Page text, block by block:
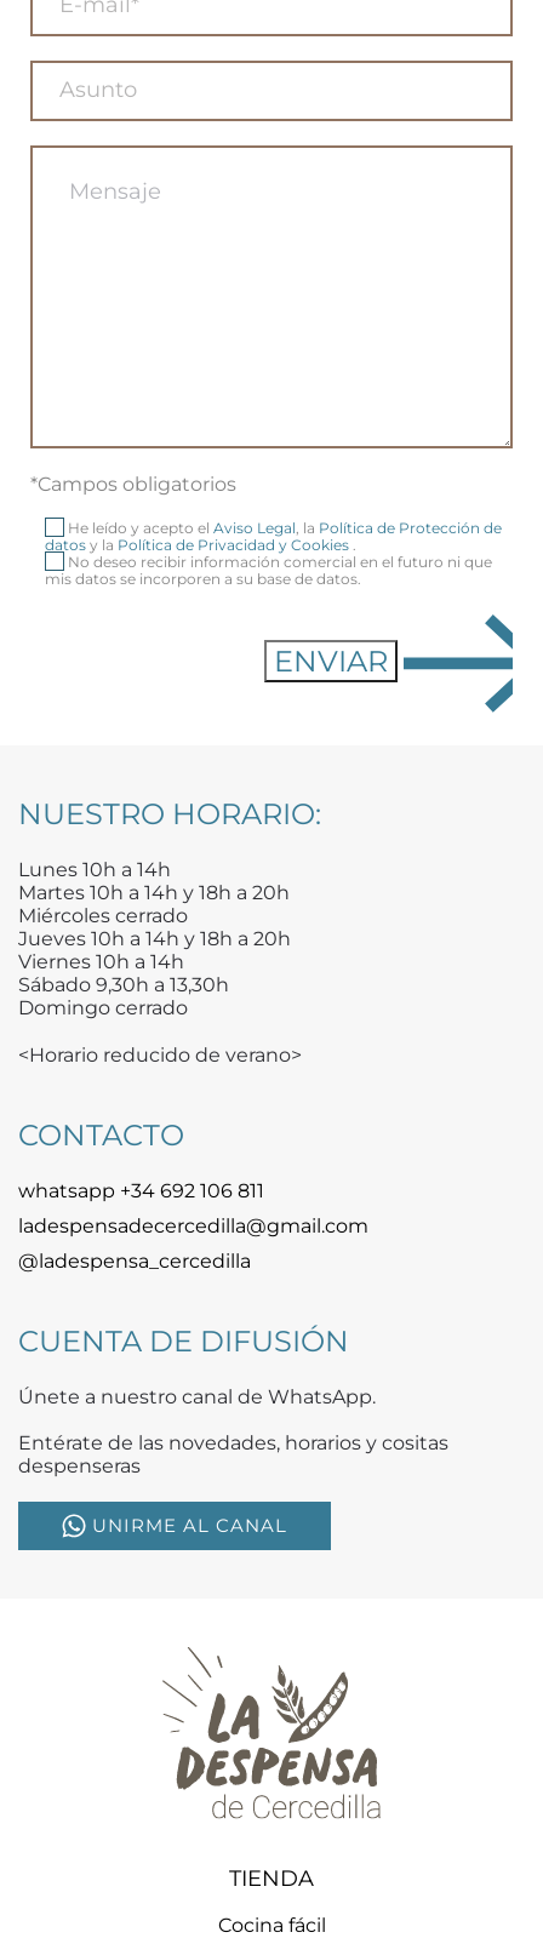
*Campos obligatorios
He leído y acepto el Aviso Legal, la Política de Protección de
datos y la Política de Privacidad y Cookies .
No deseo recibir información comercial en el futuro ni que
mis datos se incorporen a su base de datos.
NUESTRO HORARIO:
Lunes 10h a 14h
Martes 10h a 14h y 18h a 20h
Miércoles cerrado
Jueves 10h a 14h y 18h a 20h
Viernes 10h a 14h
Sábado 9,30h a 13,30h
Domingo cerrado
<Horario reducido de verano>
CONTACTO
whatsapp +34 692 106 811
ladespensadecercedilla@gmail.com
@ladespensa_cercedilla
CUENTA DE DIFUSIÓN
Únete a nuestro canal de WhatsApp.
Entérate de las novedades, horarios y cositas
despenseras
UNIRME AL CANAL
TIENDA
Cocina fácil